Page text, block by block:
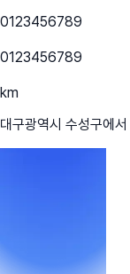
0123456789
0123456789
km
대구광역시 수성구에